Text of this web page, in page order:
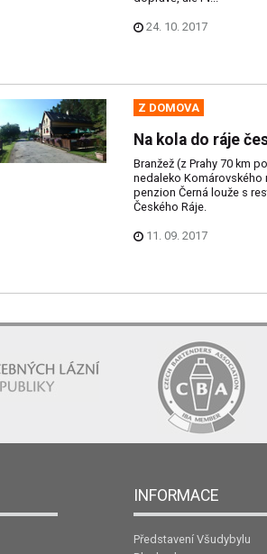
24. 10. 2017
Z DOMOVA
Na kola do ráje
Branžež (z Prahy 70 km
nedaleko Komárovského
penzion Černá louže s
Českého Ráje.
11. 09. 2017
INFORMACE
Představení Všudybylu